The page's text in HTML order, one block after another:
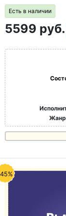
Есть в наличии
5599 руб.